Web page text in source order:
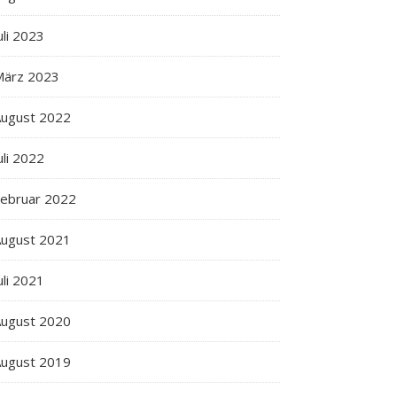
2023
2023
2022
2022
2022
2021
2021
2020
2019